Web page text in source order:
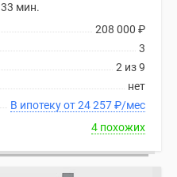
33 мин.
208 000 ₽
3
2 из 9
нет
В ипотеку от 24 257₽/мес
4 похожих